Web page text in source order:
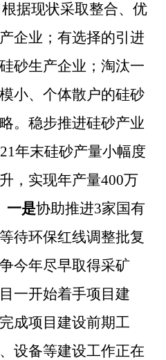
据现状采取整合、优
企业；有选择的引进
砂生产企业；淘汰一
小、个体散户的硅砂
。稳步推进硅砂产业
年末硅砂产量小幅度
，实现年产量400万
一是协助推进3家国有
待环保红线调整批复
今年尽早取得采矿
一开始着手项目建
成项目建设前期工
设备等建设工作正在